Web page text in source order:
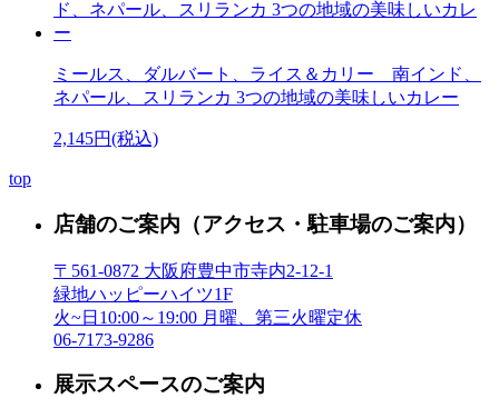
ミールス、ダルバート、ライス＆カリー 南インド、
ネパール、スリランカ 3つの地域の美味しいカレー
2,145円(税込)
top
店舗のご案内 （アクセス・駐車場のご案内）
〒561-0872 大阪府豊中市寺内2-12-1
緑地ハッピーハイツ1F
火~日10:00～19:00 月曜、第三火曜定休
06-7173-9286
展示スペースのご案内